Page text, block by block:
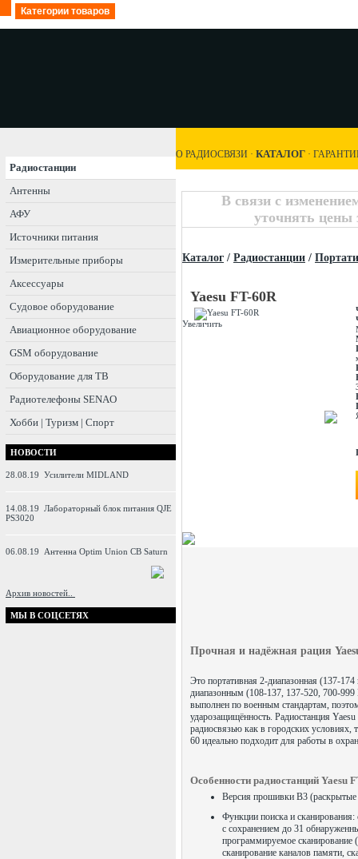
Категории товаров
Радиостанции
Антенны
АФУ
Источники питания
Измерительные приборы
Аксессуары
Судовое оборудование
Авиационное оборудование
GSM оборудование
Оборудование для ТВ
Радиотелефоны SENAO
Хобби | Туризм | Спорт
НОВОСТИ
28.08.19 Усилители MIDLAND
14.08.19 Лабораторный блок питания QJE
PS3020
06.08.19 Антенна Optim Union CB Saturn
Архив новостей..
МЫ В СОЦСЕТЯХ
О РАДИОСВЯЗИ · КАТАЛОГ ·
В связи с
уточнять цены
Каталог / Радиостанции /
Yaesu FT-60R
Увеличить
Прочная и надёжная рация
Это портативная 2-диапазонная (137-
диапазонным (108-137, 137-520, 700-
выполнен по военным стандартам,
ударозащищённость. Радиостанция
радиосвязью как в городских условиях,
60 идеально подходит для работы в
Особенности радиостанций Yaesu
Версия прошивки B3 (раскрытые
Функции поиска и
с сохранением до 31
программируемое сканирование
сканирование каналов памяти,